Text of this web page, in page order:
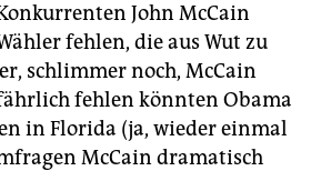
John McCain
fehlen, die aus Wut zu
schlimmer noch, McCain
fehlen könnten Obama
in Florida (ja, wieder einmal
McCain dramatisch